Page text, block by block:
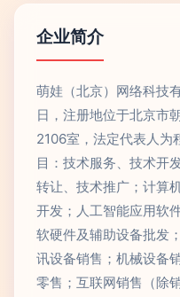
企业简介
萌娃（北京）网络科技
日，注册地位于北京市
2106室，法定代表人为
目：技术服务、技术开
转让、技术推广；计算
开发；人工智能应用软
软硬件及辅助设备批发
讯设备销售；机械设备
零售；互联网销售（除